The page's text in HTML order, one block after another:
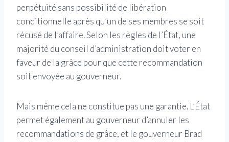
perpétuité sans possibilité de libération
conditionnelle après qu’un de ses membres se soit
récusé de l’affaire. Selon les règles de l’État, une
majorité du conseil d’administration doit voter en
faveur de la grâce pour que cette recommandation
soit envoyée au gouverneur.
Mais même cela ne constitue pas une garantie. L’État
permet également au gouverneur d’annuler les
recommandations de grâce, et le gouverneur Brad